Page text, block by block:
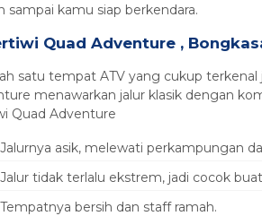
sampai kamu siap berkendara.
Quad Adventure ,
satu tempat ATV yang cukup
menawarkan jalur klasik dengan
Quad Adventure
Jalurnya asik, melewati perkampungan
Jalur tidak terlalu ekstrem, jadi cocok
Tempatnya bersih dan staff ramah.